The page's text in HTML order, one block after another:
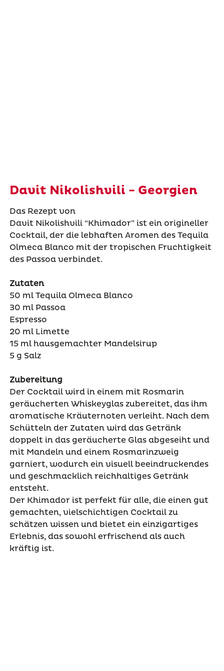
Davit Nikolishvili - Georgien
Das Rezept von
Davit Nikolishvili“Khimador” ist ein origineller
Cocktail, der die lebhaften Aromen des Tequila
Olmeca Blanco mit der tropischen Fruchtigkeit
des Passoa verbindet.
Zutaten
50 ml Tequila OlmecaBlanco
30 ml Passoa
Espresso
20 ml Limette
15ml hausgemachter Mandelsirup
5 g Salz
Zubereitung
Der Cocktail wird in einem mit Rosmarin
geräucherten Whiskeyglas zubereitet, das ihm
aromatische Kräuternoten verleiht. Nach dem
Schütteln der Zutaten wird das Getränk
doppelt in das geräucherte Glas abgeseiht und
mit Mandeln und einem Rosmarinzweig
garniert, wodurch ein visuell beeindruckendes
und geschmacklich reichhaltiges Getränk
entsteht.
Der Khimador ist perfekt für alle, die einen gut
gemachten, vielschichtigen Cocktail zu
schätzen wissen und bietet ein einzigartiges
Erlebnis, das sowohl erfrischend als auch
kräftig ist.